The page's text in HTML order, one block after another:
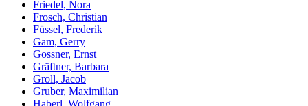
Friedel, Nora
Frosch, Christian
Füssel, Frederik
Gam, Gerry
Gossner, Ernst
Gräftner, Barbara
Groll, Jacob
Gruber, Maximilian
Haberl, Wolfgang